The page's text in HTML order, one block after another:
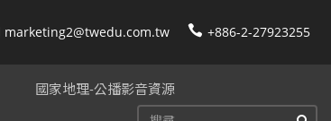
marketing2@twedu.com.tw +886-2-27923255
國家地理-公播影音資源